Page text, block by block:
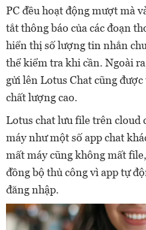
PC đều hoạt động mượt mà
tắt thông báo của các đoạn
hiển thị số lượng tin nhắn
thể kiểm tra khi cần. Ngoài
gửi lên Lotus Chat cũng
chất lượng cao.
Lotus chat lưu file trên cloud
máy như một số app chat
mất máy cũng không mất
đồng bộ thủ công vì app tự
đăng nhập.